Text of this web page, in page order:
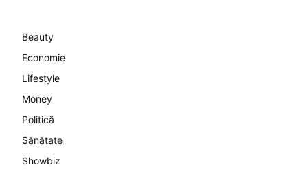
Beauty
Economie
Lifestyle
Money
Politică
Sănătate
Showbiz